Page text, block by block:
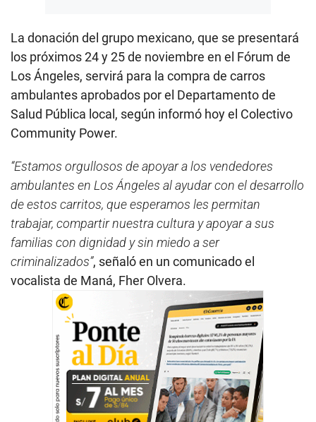
La donación del grupo mexicano, que se presentará
los próximos 24 y 25 de noviembre en el Fórum de
Los Ángeles, servirá para la compra de carros
ambulantes aprobados por el Departamento de
Salud Pública local, según informó hoy el Colectivo
Community Power.
“Estamos orgullosos de apoyar a los vendedores
ambulantes en Los Ángeles al ayudar con el desarrollo
de estos carritos, que esperamos les permitan
trabajar, compartir nuestra cultura y apoyar a sus
familias con dignidad y sin miedo a ser
criminalizados”, señaló en un comunicado el
vocalista de Maná, Fher Olvera.